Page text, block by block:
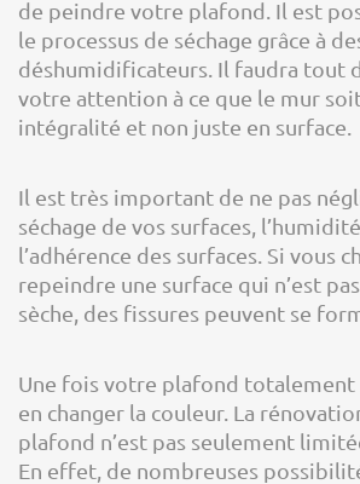
de peindre votre plafond. Il est
le processus de séchage grâce à
déshumidificateurs. Il faudra tout
votre attention à ce que le mur
intégralité et non juste en surface.
Il est très important de ne pas
séchage de vos surfaces,
l’adhérence des surfaces. Si vous
repeindre une surface qui n’est
sèche, des fissures peuvent se
Une fois votre plafond totalement
en changer la couleur. La
plafond n’est pas seulement
En effet, de nombreuses